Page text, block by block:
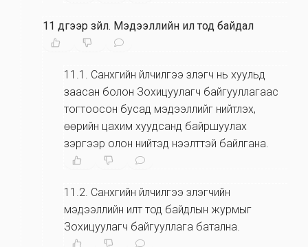
11 дүгээр зүйл. Мэдээллийн ил тод байдал
11.1 . Санхүүгийн үйлчилгээ үзүүлэгч нь хуульд
заасан болон Зохицуулагч байгууллагаас
тогтоосон бусад мэдээллийг нийтлэх,
өөрийн цахим хуудсанд байршуулах
зэргээр олон нийтэд нээлттэй байлгана.
11.2. Санхүүгийн үйлчилгээ үзүүлэгчийн
мэдээллийн илт тод байдлын журмыг
Зохицуулагч байгууллага батална.